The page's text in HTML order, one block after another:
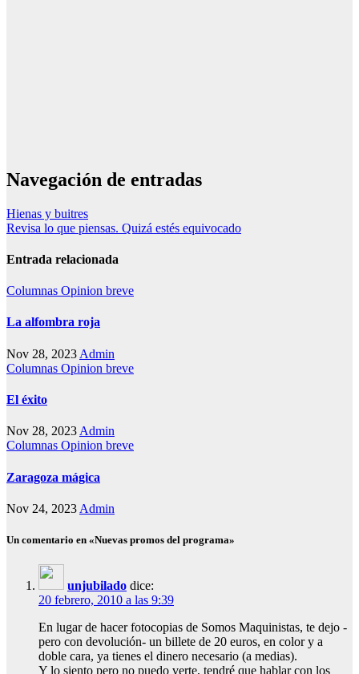
Navegación de entradas
Hienas y buitres
Revisa lo que piensas. Quizá estés equivocado
Entrada relacionada
Columnas Opinion breve
La alfombra roja
Nov 28, 2023 Admin
Columnas Opinion breve
El éxito
Nov 28, 2023 Admin
Columnas Opinion breve
Zaragoza mágica
Nov 24, 2023 Admin
Un comentario en «Nuevas promos del programa»
unjubilado dice:
20 febrero, 2010 a las 9:39
En lugar de hacer fotocopias de Somos Maquinistas, te dejo -
pero con devolución- un billete de 20 euros, en color y a
doble cara, ya tienes el dinero necesario (a medias).
Y lo siento pero no puedo verte, tendré que hablar con los